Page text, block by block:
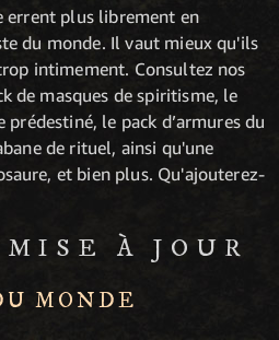
errent plus librement en
du monde. Il vaut mieux qu'ils
intimement. Consultez nos
de masques de spiritisme, le
prédestiné, le pack d’armures du
de rituel, ainsi qu'une
et bien plus. Qu'ajouterez-
À JOUR
MONDE